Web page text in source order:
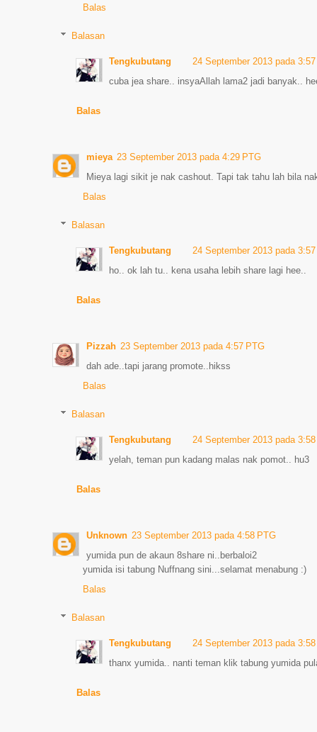
Balas
Balasan
Tengkubutang
24 September 2013 pada
cuba jea share.. insyaAllah lama2 jadi banyak..
Balas
mieya 23 September 2013 pada 4:29 PTG
Mieya lagi sikit je nak cashout. Tapi tak tahu lah bila
Balas
Balasan
Tengkubutang
24 September 2013 pada
ho.. ok lah tu.. kena usaha lebih share lagi hee..
Balas
Pizzah 23 September 2013 pada 4:57 PTG
dah ade..tapi jarang promote..hikss
Balas
Balasan
Tengkubutang
24 September 2013 pada
yelah, teman pun kadang malas nak pomot.. hu3
Balas
Unknown 23 September 2013 pada 4:58 PTG
yumida pun de akaun 8share ni..berbaloi2
yumida isi tabung Nuffnang sini...selamat menabung :)
Balas
Balasan
Tengkubutang
24 September 2013 pada
thanx yumida.. nanti teman klik tabung yumida
Balas